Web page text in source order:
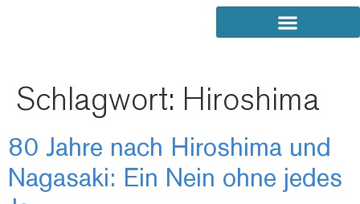
Schlagwort: Hiroshima
80 Jahre nach Hiroshima und
Nagasaki: Ein Nein ohne jedes